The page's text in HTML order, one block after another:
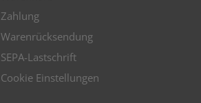
Zahlung
Warenrücksendung
SEPA-Lastschrift
Cookie Einstellungen